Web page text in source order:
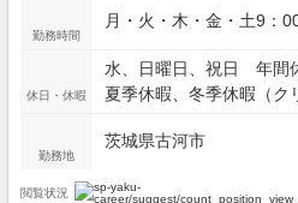
勤務時間
月・火・木・金・土9：
休日・休暇
水、日曜日、祝日 年間
夏季休暇、冬季休暇（ク
勤務地
茨城県古河市
閲覧状況